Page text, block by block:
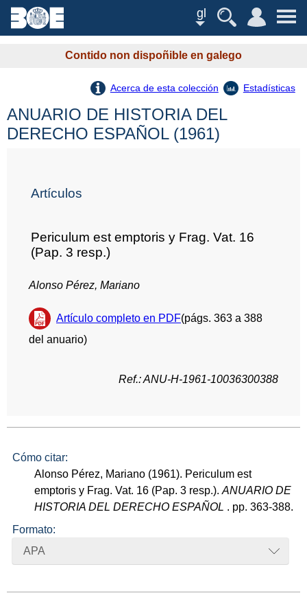
gl
Contido non dispoñible en galego
Acerca de esta colección Estadísticas
ANUARIO DE HISTORIA DEL
DERECHO ESPAÑOL (1961)
Artículos
Periculum est emptoris y Frag. Vat. 16
(Pap. 3 resp.)
Alonso Pérez, Mariano
Artículo completo en PDF(págs. 363 a 388
del anuario)
Ref.: ANU-H-1961-10036300388
Cómo citar:
Alonso Pérez, Mariano (1961). Periculum est
emptoris y Frag. Vat. 16 (Pap. 3 resp.).ANUARIO DE
HISTORIA DEL DERECHO ESPAÑOL . pp. 363-388.
Formato:
APA